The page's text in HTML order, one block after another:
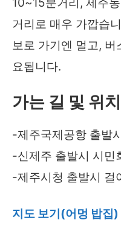
거리로 매우 가깝습
보로 가기엔 멀고,
요됩니다.
가는 길 및 위치
-제주국제공항 출발
-신제주 출발시 시민
-제주시청 출발시 걸
지도 보기(어멍 밥집)